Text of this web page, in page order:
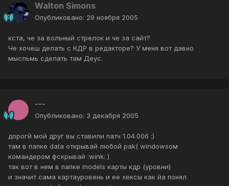
Walton Simons
Опубликовано: 29 ноября 2005
кста, че за вольный стрелок и че за сайт?
Че хочеш делать с КДР в редакторе? У меня вот давно
мысльмь сделать там Деус.
---
Опубликовано: 3 декабря 2005
дорогй мой друг вы ставили патч 1.04.006 :)
там в папке data открывай любой pak( windowsом
командером фскрывай :wink: )
так вот в нем в папке models карты кдр (уровни)
и значит сама картауровень и ее хексы как йа понял